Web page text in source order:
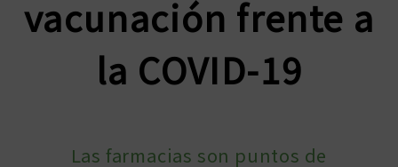
vacunación frente a
la COVID-19
Las farmacias son puntos de